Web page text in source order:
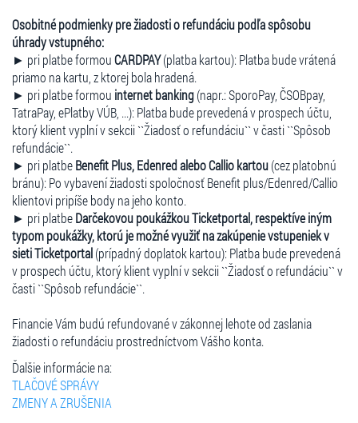
Osobitné podmienky pre žiadosti o refundáciu podľa spôsobu
úhrady vstupného:
► pri platbe formouCARDPAY(platba kartou): Platba bude vrátená
priamo na kartu, z ktorej bola hradená.
► pri platbe formou internet banking(napr.: SporoPay, ČSOBpay,
TatraPay, ePlatby VÚB, ...): Platba bude prevedená v prospech účtu,
ktorý klient vyplní v sekcii ``Žiadosť o refundáciu`` v časti ``Spôsob
refundácie``.
► pri platbeBenefit Plus, Edenred alebo Callio kartou(cez platobnú
bránu): Po vybavení žiadosti spoločnosť Benefit plus/Edenred/Callio
klientovi pripíše body na jeho konto.
► pri platbeDarčekovou poukážkou Ticketportal, respektíve iným
typom poukážky, ktorú je možné využiť na zakúpenie vstupeniek v
sieti Ticketportal(prípadný doplatok kartou): Platba bude prevedená
v prospech účtu, ktorý klient vyplní v sekcii ``Žiadosť o refundáciu`` v
časti ``Spôsob refundácie``.
Financie Vám budú refundované v zákonnej lehote od zaslania
žiadosti o refundáciu prostredníctvom Vášho konta.
Ďalšie informácie na:
TLAČOVÉ SPRÁVY
ZMENY A ZRUŠENIA